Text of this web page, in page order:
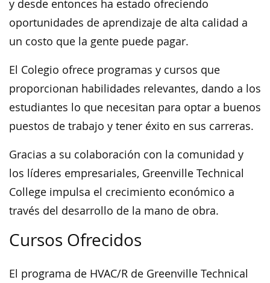
y desde entonces ha estado ofreciendo
oportunidades de aprendizaje de alta calidad a
un costo que la gente puede pagar.
El Colegio ofrece programas y cursos que
proporcionan habilidades relevantes, dando a los
estudiantes lo que necesitan para optar a buenos
puestos de trabajo y tener éxito en sus carreras.
Gracias a su colaboración con la comunidad y
los líderes empresariales, Greenville Technical
College impulsa el crecimiento económico a
través del desarrollo de la mano de obra.
Cursos Ofrecidos
El programa de HVAC/R de Greenville Technical